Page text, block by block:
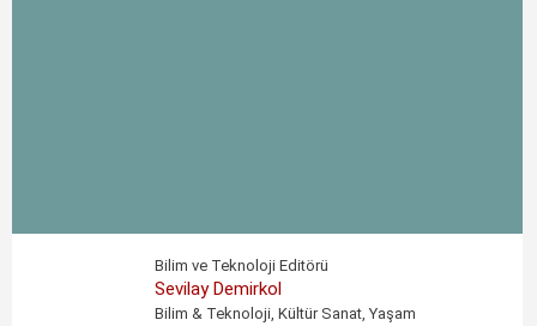
Bilim ve Teknoloji Editörü
Sevilay Demirkol
Bilim & Teknoloji, Kültür Sanat, Yaşam